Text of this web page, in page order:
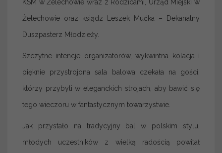
KSM w Żelechowie wraz z Rodzicami, Urząd Miejski w
Żelechowie oraz ksiądz Leszek Mućka – Dekanalny
Duszpasterz Młodzieży.
Szczytne intencje organizatorów, wykwintna kolacja i
pięknie przystrojona sala balowa czekała na gości,
którzy przybyli w eleganckich strojach, aby bawić się
tego wieczoru w fantastycznym towarzystwie.
Jak przystało na tradycyjny bal w polskim stylu,
młodych uczestników z wielką radością powitał